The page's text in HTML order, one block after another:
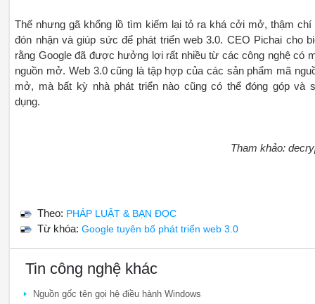
Thế nhưng gã khổng lồ tìm kiếm lại tỏ ra khá cởi mở, thậm chí
đón nhận và giúp sức để phát triển web 3.0. CEO Pichai cho
rằng Google đã được hưởng lợi rất nhiều từ các công nghệ có
nguồn mở. Web 3.0 cũng là tập hợp của các sản phẩm mã
mở, mà bất kỳ nhà phát triển nào cũng có thể đóng góp và
dụng.
Tham khảo:
Theo: PHÁP LUẬT & BẠN ĐỌC
Từ khóa: Google tuyên bố phát triển web 3.0
Tin công nghệ khác
Nguồn gốc tên gọi hệ điều hành Windows